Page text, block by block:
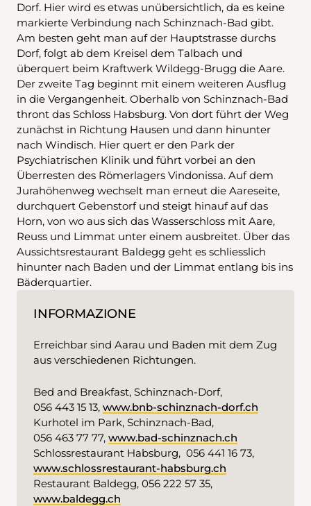
Dorf. Hier wird es etwas unübersichtlich, da es keine
markierte Verbindung nach Schinznach-Bad gibt.
Am besten geht man auf der Hauptstrasse durchs
Dorf, folgt ab dem Kreisel dem Talbach und
überquert beim Kraftwerk Wildegg-Brugg die Aare.
Der zweite Tag beginnt mit einem weiteren Ausflug
in die Vergangenheit. Oberhalb von Schinznach-Bad
thront das Schloss Habsburg. Von dort führt der Weg
zunächst in Richtung Hausen und dann hinunter
nach Windisch. Hier quert er den Park der
Psychiatrischen Klinik und führt vorbei an den
Überresten des Römerlagers Vindonissa. Auf dem
Jurahöhenweg wechselt man erneut die Aareseite,
durchquert Gebenstorf und steigt hinauf auf das
Horn, von wo aus sich das Wasserschloss mit Aare,
Reuss und Limmat unter einem ausbreitet. Über das
Aussichtsrestaurant Baldegg geht es schliesslich
hinunter nach Baden und der Limmat entlang bis ins
Bäderquartier.
INFORMAZIONE
Erreichbar sind Aarau und Baden mit dem Zug
aus verschiedenen Richtungen.
Bed and Breakfast, Schinznach-Dorf,
056 443 15 13, www.bnb-schinznach-dorf.ch
Kurhotel im Park, Schinznach-Bad,
056 463 77 77, www.bad-schinznach.ch
Schlossrestaurant Habsburg, 056 441 16 73,
www.schlossrestaurant-habsburg.ch
Restaurant Baldegg, 056 222 57 35,
www.baldegg.ch